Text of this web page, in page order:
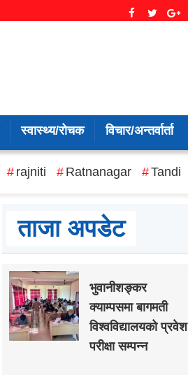
स्वास्थ्य/रोचक विचार/अन्तर्वार्ता
rajniti Ratnanagar Tandi
ताजा अपडेट
भुवानीशङ्कर
क्याम्पसमा बागमती
विश्वविद्यालयको प्रवेश
परीक्षा सम्पन्न